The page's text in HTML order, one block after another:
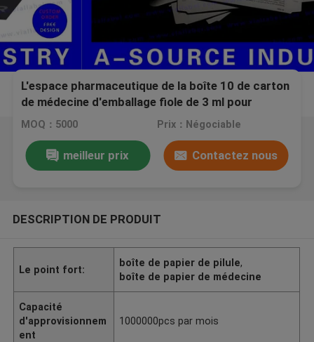
L'espace pharmaceutique de la boîte 10 de carton
de médecine d'emballage fiole de 3 ml pour
Somatropin
MOQ：5000 Prix：Négociable
meilleur prix Contactez nous
DESCRIPTION DE PRODUIT
Le point fort:
boîte de papier de pilule,
boîte de papier de médecine
Capacité
d'approvisionnem
ent
1000000pcs par mois